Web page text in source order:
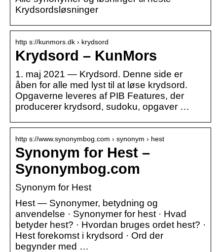
Krydsordsløsninger
http s://kunmors.dk › krydsord
Krydsord – KunMors
1. maj 2021 — Krydsord. Denne side er
åben for alle med lyst til at løse krydsord.
Opgaverne leveres af PIB Features, der
producerer krydsord, sudoku, opgaver …
http s://www.synonymbog.com › synonym › hest
Synonym for Hest –
Synonymbog.com
Synonym for Hest
Hest — Synonymer, betydning og
anvendelse · Synonymer for hest · Hvad
betyder hest? · Hvordan bruges ordet hest? ·
Hest forekomst i krydsord · Ord der
begynder med …